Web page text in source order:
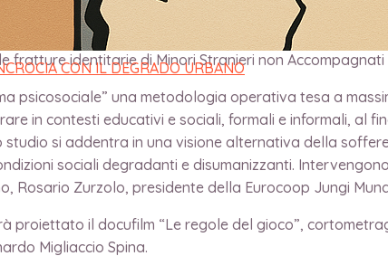
CON IL DEGRADO URBANO
ore 18.30, nella sede della Eurocoop Jungi Mundu, alla
“Il paradigma e la progettazione psicosociale”
fratture identitarie di Minori Stranieri non Accompagnati
psicosociale” una metodologia operativa tesa a
in contesti educativi e sociali, formali e informali, al
si addentra in una visione alternativa della
sociali degradanti e disumanizzanti.
Rosario Zurzolo, presidente della Eurocoop Jungi
proiettato il docufilm “Le regole del gioco”,
Migliaccio Spina.